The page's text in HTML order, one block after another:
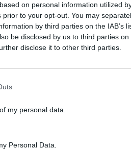
on personal information utilized
to your opt-out. You may
by third parties on the IAB’s
be disclosed by us to third parties on
disclose it to other third parties.
my personal data.
Personal Data.
εργαστήρια του ΔηΠεΘε
τη βαρύτητα και σε συνδυασμό